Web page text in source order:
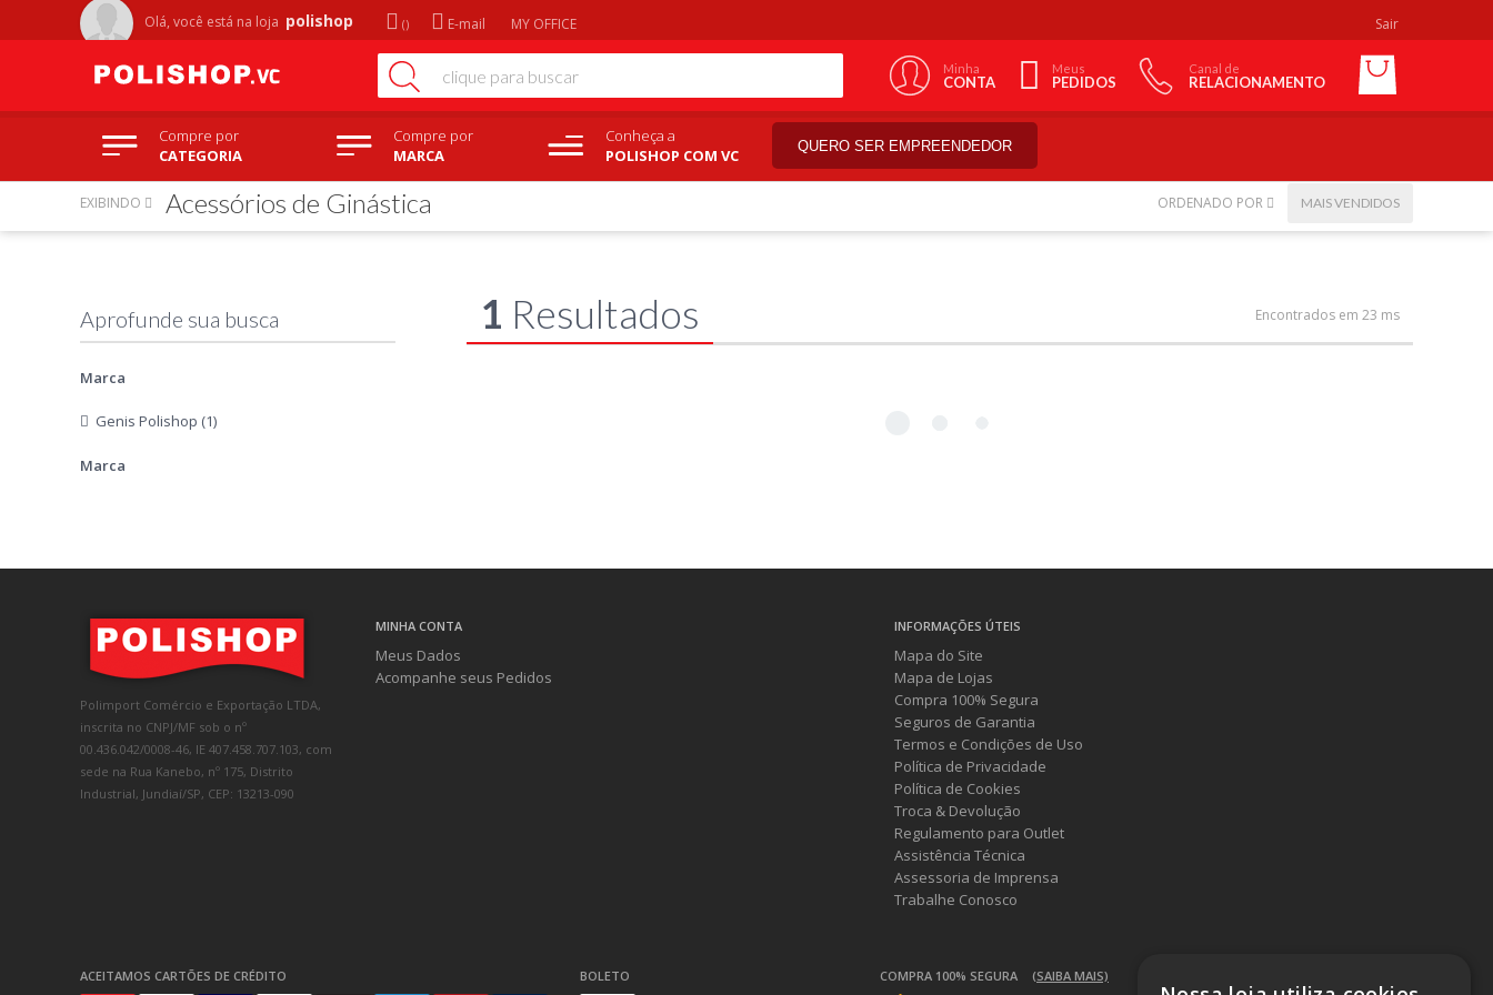
Olá, você está na loja polishop E-mail MY OFFICE Sair
Minha
CONTA
Meus
PEDIDOS
Canal de
RELACIONAMENTO
Compre por
CATEGORIA
Compre por
MARCA
Conheça a
POLISHOP COM VC
QUERO SER EMPREENDEDOR
Marca
Genis Polishop (1)
Marca
EXIBINDO Acessórios de Ginástica ORDENADO POR MAIS VENDIDOS
1 Resultados Encontrados em 23 ms
Polimport Comércio e Exportação LTDA,
inscrita no CNPJ/MF sob o nº
00.436.042/0008-46, IE 407.458.707.103, com
sede na Rua Kanebo, nº 175, Distrito
Industrial, Jundiaí/SP, CEP: 13213-090
MINHA CONTA
Meus Dados
Acompanhe seus Pedidos
INFORMAÇÕES ÚTEIS
Mapa do Site
Mapa de Lojas
Compra 100% Segura
Seguros de Garantia
Termos e Condições de Uso
Política de Privacidade
Política de Cookies
Troca & Devolução
Regulamento para Outlet
Assistência Técnica
Assessoria de Imprensa
Trabalhe Conosco
ACEITAMOS CARTÕES DE CRÉDITO BOLETO COMPRA 100% SEGURA (SAIBA MAIS)